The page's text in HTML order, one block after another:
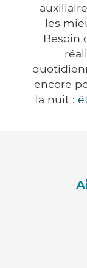
les
Besoin
encore
la nuit :